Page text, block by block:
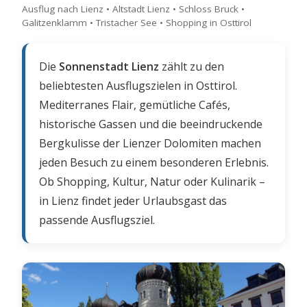
Ausflug nach Lienz • Altstadt Lienz • Schloss Bruck •
Galitzenklamm • Tristacher See • Shopping in Osttirol
Die Sonnenstadt Lienz zählt zu den
beliebtesten Ausflugszielen in Osttirol.
Mediterranes Flair, gemütliche Cafés,
historische Gassen und die beeindruckende
Bergkulisse der Lienzer Dolomiten machen
jeden Besuch zu einem besonderen Erlebnis.
Ob Shopping, Kultur, Natur oder Kulinarik –
in Lienz findet jeder Urlaubsgast das
passende Ausflugsziel.